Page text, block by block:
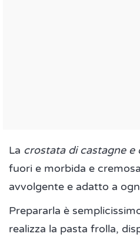
La crostata di castagne e
fuori e morbida e
avvolgente e adatto a
Prepararla è
realizza la pasta frolla,